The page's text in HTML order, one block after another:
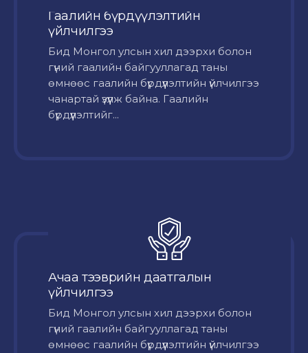
Гаалийн бүрдүүлэлтийн
үйлчилгээ
Бид Монгол улсын хил дээрхи болон
гүний гаалийн байгууллагад таны
өмнөөс гаалийн бүрдүүлэлтийн үйлчилгээ
чанартай үзүүлж байна. Гаалийн
бүрдүүлэлтийг...
Ачаа тээврийн даатгалын
үйлчилгээ
Бид Монгол улсын хил дээрхи болон
гүний гаалийн байгууллагад таны
өмнөөс гаалийн бүрдүүлэлтийн үйлчилгээ